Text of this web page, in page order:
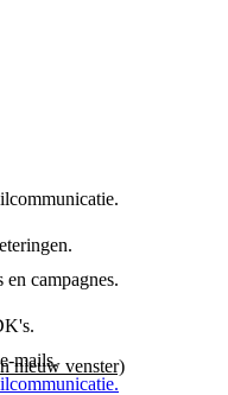
campagnes.
mails.
nieuw venster)